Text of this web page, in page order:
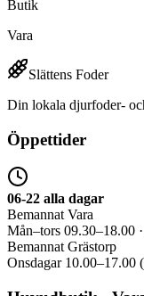
Butik
Vara
Slättens Foder
Din lokala djurfoder-
Öppettider
06-22 alla dagar
Bemannat Vara
Mån–tors 09.30–18.00
Bemannat Grästorp
Onsdagar 10.00–17.00